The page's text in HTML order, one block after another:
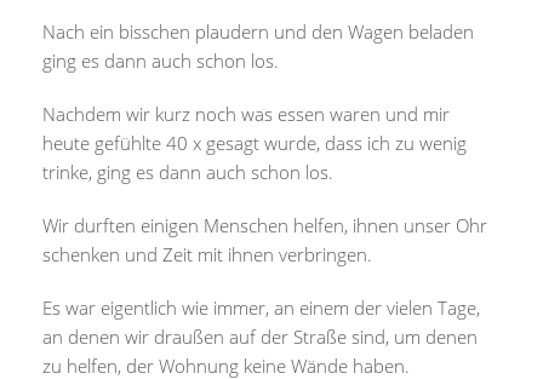
Nach ein bisschen plaudern und den Wagen beladen
ging es dann auch schon los.
Nachdem wir kurz noch was essen waren und mir
heute gefühlte 40 x gesagt wurde, dass ich zu wenig
trinke, ging es dann auch schon los.
Wir durften einigen Menschen helfen, ihnen unser Ohr
schenken und Zeit mit ihnen verbringen.
Es war eigentlich wie immer, an einem der vielen Tage,
an denen wir draußen auf der Straße sind, um denen
zu helfen, der Wohnung keine Wände haben.